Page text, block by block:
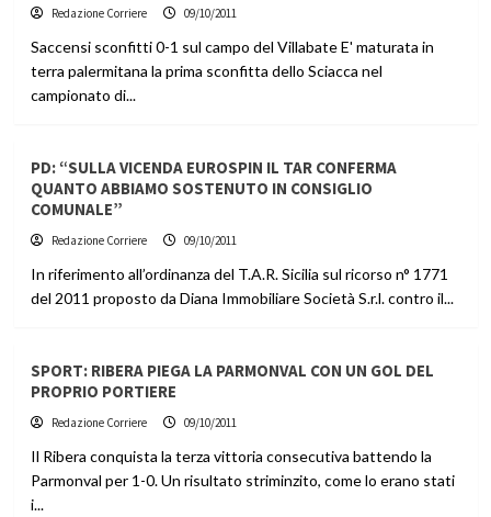
Redazione Corriere 09/10/2011
Saccensi sconfitti 0-1 sul campo del Villabate E' maturata in
terra palermitana la prima sconfitta dello Sciacca nel
campionato di...
PD: “SULLA VICENDA EUROSPIN IL TAR CONFERMA
QUANTO ABBIAMO SOSTENUTO IN CONSIGLIO
COMUNALE”
Redazione Corriere 09/10/2011
In riferimento all’ordinanza del T.A.R. Sicilia sul ricorso n° 1771
del 2011 proposto da Diana Immobiliare Società S.r.l. contro il...
SPORT: RIBERA PIEGA LA PARMONVAL CON UN GOL DEL
PROPRIO PORTIERE
Redazione Corriere 09/10/2011
Il Ribera conquista la terza vittoria consecutiva battendo la
Parmonval per 1-0. Un risultato striminzito, come lo erano stati
i...